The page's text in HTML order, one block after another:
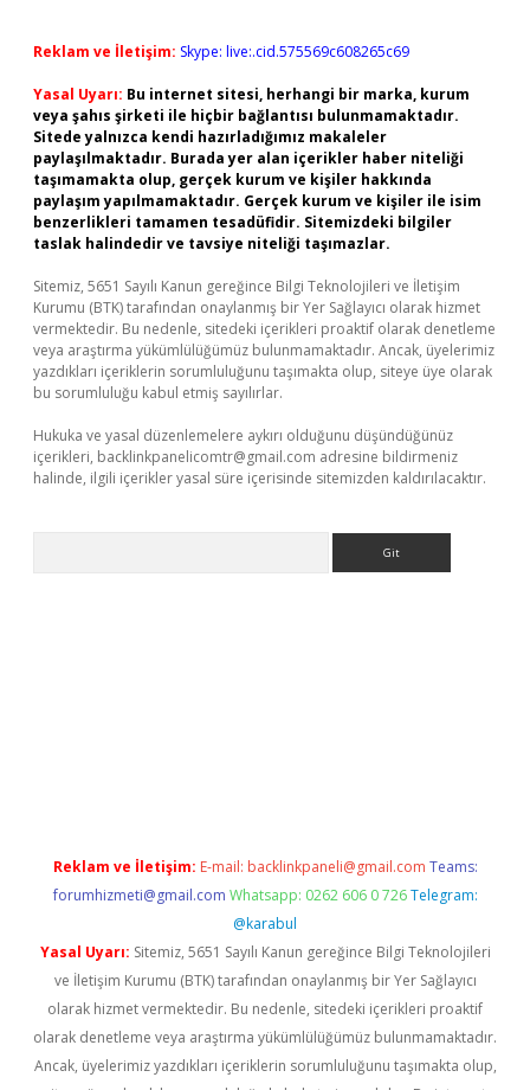
Reklam ve İletişim: Skype: live:.cid.575569c608265c69
Yasal Uyarı: Bu internet sitesi, herhangi bir marka, kurum
veya şahıs şirketi ile hiçbir bağlantısı bulunmamaktadır.
Sitede yalnızca kendi hazırladığımız makaleler
paylaşılmaktadır. Burada yer alan içerikler haber niteliği
taşımamakta olup, gerçek kurum ve kişiler hakkında
paylaşım yapılmamaktadır. Gerçek kurum ve kişiler ile isim
benzerlikleri tamamen tesadüfidir. Sitemizdeki bilgiler
taslak halindedir ve tavsiye niteliği taşımazlar.
Sitemiz, 5651 Sayılı Kanun gereğince Bilgi Teknolojileri ve İletişim
Kurumu (BTK) tarafından onaylanmış bir Yer Sağlayıcı olarak hizmet
vermektedir. Bu nedenle, sitedeki içerikleri proaktif olarak denetleme
veya araştırma yükümlülüğümüz bulunmamaktadır. Ancak, üyelerimiz
yazdıkları içeriklerin sorumluluğunu taşımakta olup, siteye üye olarak
bu sorumluluğu kabul etmiş sayılırlar.
Hukuka ve yasal düzenlemelere aykırı olduğunu düşündüğünüz
içerikleri, backlinkpanelicomtr@gmail.com adresine bildirmeniz
halinde, ilgili içerikler yasal süre içerisinde sitemizden kaldırılacaktır.
Reklam ve İletişim: E-mail: backlinkpaneli@gmail.com Teams:
forumhizmeti@gmail.com Whatsapp: 0262 606 0 726 Telegram:
@karabul
Yasal Uyarı: Sitemiz, 5651 Sayılı Kanun gereğince Bilgi Teknolojileri
ve İletişim Kurumu (BTK) tarafından onaylanmış bir Yer Sağlayıcı
olarak hizmet vermektedir. Bu nedenle, sitedeki içerikleri proaktif
olarak denetleme veya araştırma yükümlülüğümüz bulunmamaktadır.
Ancak, üyelerimiz yazdıkları içeriklerin sorumluluğunu taşımakta olup,